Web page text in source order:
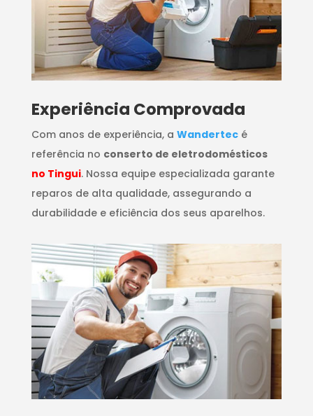
​Experiência Comprovada
Com anos de experiência, a Wandertecé
referência no conserto de eletrodomésticos
no Tingui. Nossa equipe especializada garante
reparos de alta qualidade, assegurando a
durabilidade e eficiência dos seus aparelhos.